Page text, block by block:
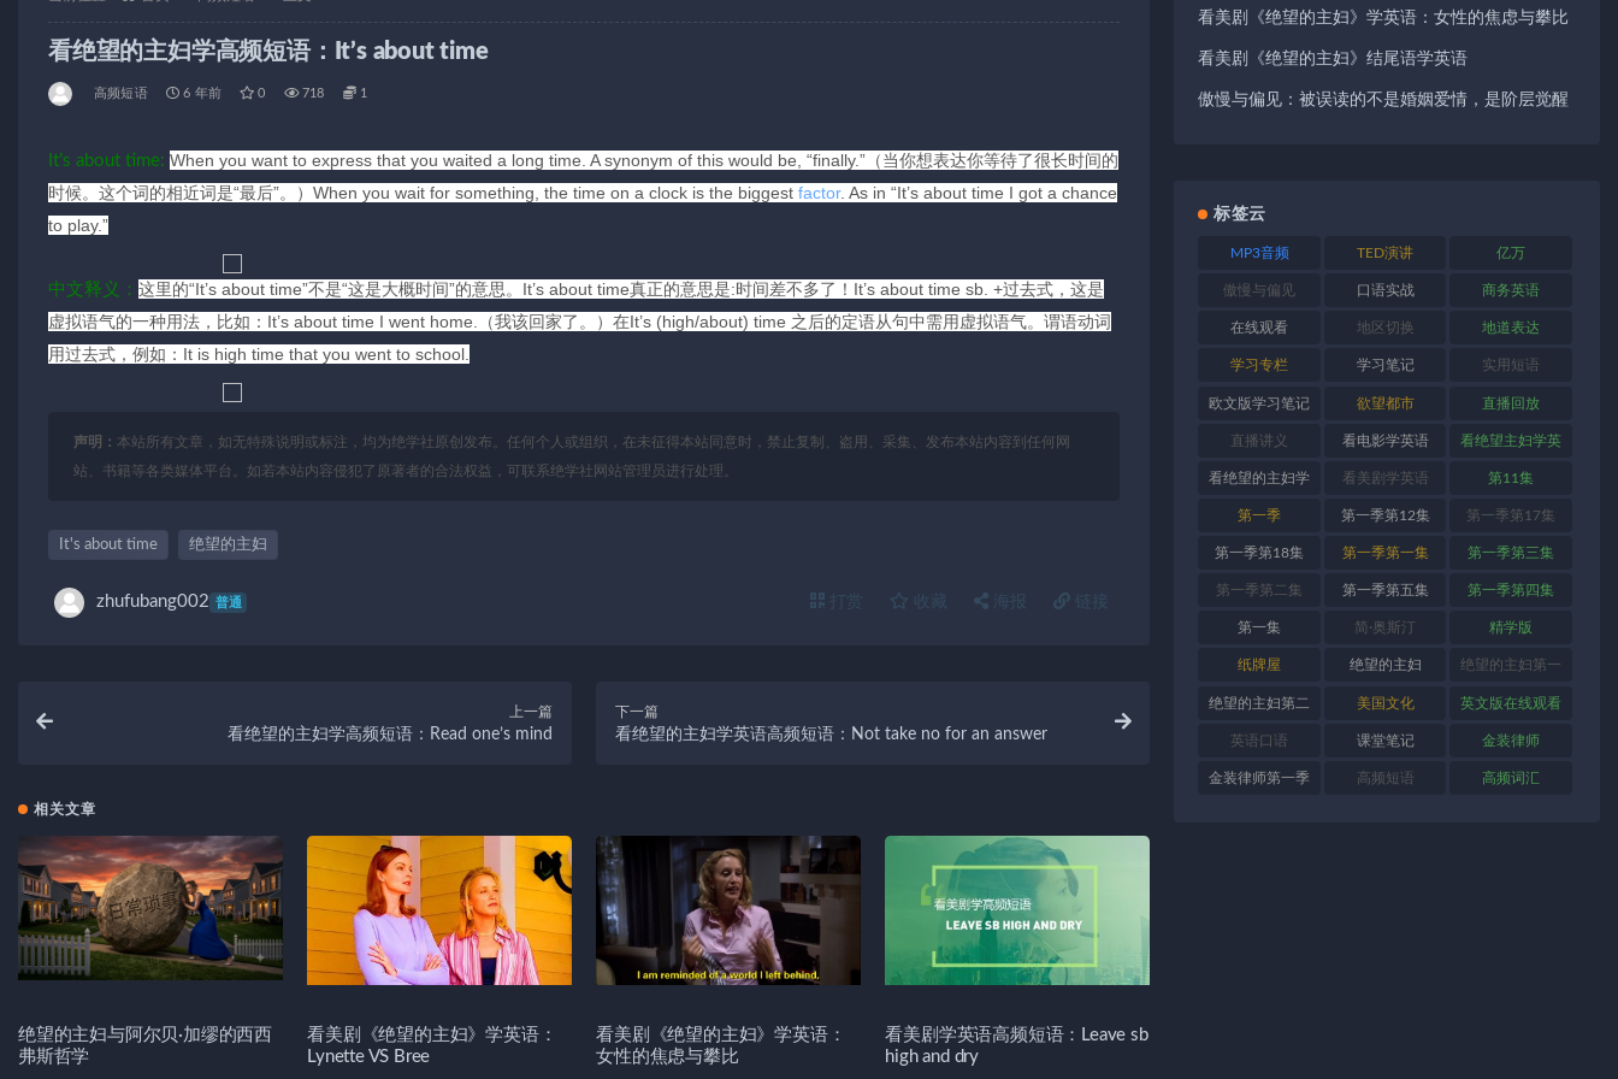
看绝望的主妇学高频短语：It’s about time
高频短语 6 年前 0 718 1
It’s about time: When you want to express that you waited a long time. A synonym of this would be, “finally.”（当你想表达你等待了很长时间的
时候。这个词的相近词是“最后”。）When you wait for something, the time on a clock is the biggest factor. As in “It’s about time I got a chance
to play.”
中文释义： 这里的“It’s about time”不是“这是大概时间”的意思。It’s about time真正的意思是:时间差不多了！It’s about time sb. +过去式，这是
虚拟语气的一种用法，比如：It’s about time I went home.（我该回家了。）在It’s (high/about) time 之后的定语从句中需用虚拟语气。谓语动词
用过去式，例如：It is high time that you went to school.
声明： 本站所有文章，如无特殊说明或标注，均为绝学社原创发布。任何个人或组织，在未征得本站同意时，禁止复制、盗用、采集、发布本站内容到任何网
站、书籍等各类媒体平台。如若本站内容侵犯了原著者的合法权益，可联系绝学社网站管理员进行处理。
It's about time 绝望的主妇
zhufubang002 普通 打赏 收藏 海报 链接
上一篇
看绝望的主妇学高频短语：Read one’s mind
下一篇
看绝望的主妇学英语高频短语：Not take no for an answer
相关文章
绝望的主妇与阿尔贝·加缪的西西
弗斯哲学
看美剧《绝望的主妇》学英语：
Lynette VS Bree
看美剧《绝望的主妇》学英语：
女性的焦虑与攀比
看美剧学英语高频短语：Leave sb
high and dry
看美剧《绝望的主妇》学英语：女性的焦虑与攀比
看美剧《绝望的主妇》结尾语学英语
傲慢与偏见：被误读的不是婚姻爱情，是阶层觉醒
标签云
MP3音频 TED演讲 亿万
傲慢与偏见 口语实战 商务英语
在线观看 地区切换 地道表达
学习专栏 学习笔记 实用短语
欧文版学习笔记 欲望都市 直播回放
直播讲义 看电影学英语 看绝望主妇学英
语
看绝望的主妇学
英语
看美剧学英语 第11集
第一季 第一季第12集 第一季第17集
第一季第18集 第一季第一集 第一季第三集
第一季第二集 第一季第五集 第一季第四集
第一集 简·奥斯汀 精学版
纸牌屋 绝望的主妇 绝望的主妇第一
季
绝望的主妇第二
季
美国文化 英文版在线观看
英语口语 课堂笔记 金装律师
金装律师第一季 高频短语 高频词汇